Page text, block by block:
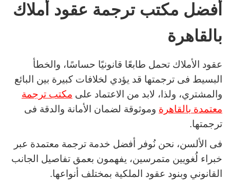
أفضل مكتب ترجمة عقود أملاك
بالقاهرة
عقود الأملاك تحمل طابعًا قانونيًا حساسًا، والخطأ
البسيط فى ترجمتها قد يؤدي لخلافات كبيرة بين البائع
والمشتري، ولذا، لابد من الاعتماد على مكتب ترجمة
معتمدة بالقاهرة وموثوقة لضمان الأمانة والدقة فى
ترجمتها.
فى الألسن، نحن نُوفر أفضل خدمة ترجمة معتمدة عبر
خبراء لُغويين متمرسين، يفهمون بعمق تفاصيل الجانب
القانوني وبنود عقود الملكية بمختلف أنواعها.